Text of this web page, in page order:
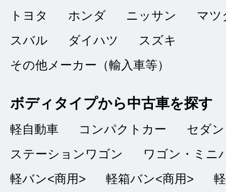
ン、ナビ、燃費等
したが何のトラブ
★★★★★ タイトルなし
トヨタ ホンダ ニッサン
マツ
スバル
ダイハツ
スズキ
その他メーカー（輸入車等）
ボディタイプから中古車を探す
軽自動車 コンパクトカー
セダン
ステーションワゴン
ワゴン・ミニ
軽バン<商用>
軽箱バン<商用>